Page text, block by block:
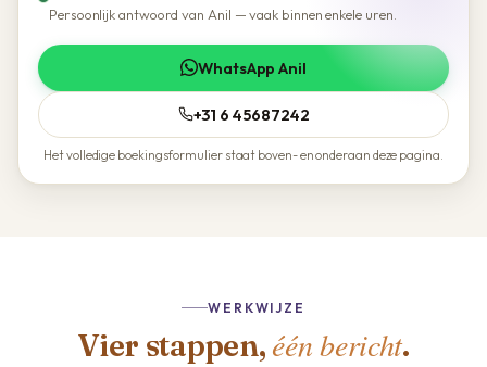
Persoonlijk antwoord van Anil — vaak binnen enkele uren.
WhatsApp Anil
+31 6 45687242
Het volledige boekingsformulier staat boven- en onderaan deze pagina.
WERKWIJZE
Vier stappen, één bericht.